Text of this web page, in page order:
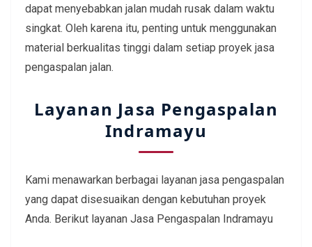
dapat menyebabkan jalan mudah rusak dalam waktu
singkat. Oleh karena itu, penting untuk menggunakan
material berkualitas tinggi dalam setiap proyek jasa
pengaspalan jalan.
Layanan Jasa Pengaspalan
Indramayu
Kami menawarkan berbagai layanan jasa pengaspalan
yang dapat disesuaikan dengan kebutuhan proyek
Anda. Berikut layanan Jasa Pengaspalan Indramayu